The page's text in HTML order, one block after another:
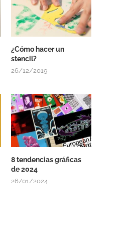
¿Cómo hacer un
stencil?
26/12/2019
8 tendencias gráficas
de 2024
26/01/2024